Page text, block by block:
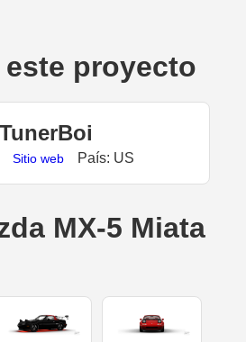
proyecto
Sitio web País: US
MX-5 Miata